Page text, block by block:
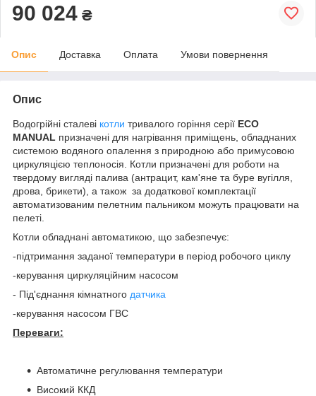
90 024 ₴
Опис Доставка Оплата Умови повернення
Опис
Водогрійні сталеві котли тривалого горіння серії ECO
MANUAL призначені для нагрівання приміщень, обладнаних
системою водяного опалення з природною або примусовою
циркуляцією теплоносія. Котли призначені для роботи на
твердому вигляді палива (антрацит, кам'яне та буре вугілля,
дрова, брикети), а також за додаткової комплектації
автоматизованим пелетним пальником можуть працювати на
пелеті.
Котли обладнані автоматикою, що забезпечує:
-підтримання заданої температури в період робочого циклу
-керування циркуляційним насосом
- Під'єднання кімнатного датчика
-керування насосом ГВС
Переваги:
Автоматичне регулювання температури
Високий ККД